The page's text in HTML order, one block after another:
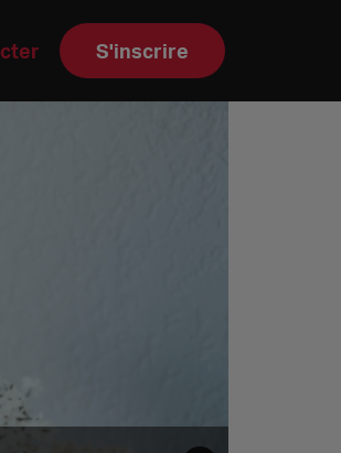
S'inscrire